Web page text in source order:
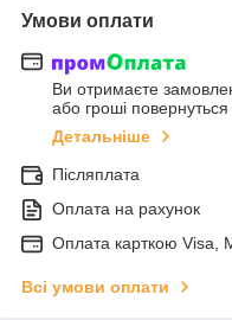
Умови оплати
Ви отримаєте
або гроші
Детальніше
Післяплата
Оплата на рахунок
Оплата карткою Visa,
Всі умови оплати